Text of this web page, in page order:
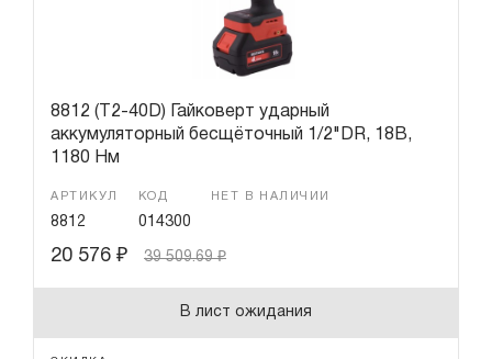
8812 (T2-40D) Гайковерт ударный
аккумуляторный бесщёточный 1/2"DR, 18В,
1180 Нм
АРТИКУЛ
8812
КОД
014300
НЕТ В НАЛИЧИИ
20 576 ₽ 39 509.69₽
В лист ожидания